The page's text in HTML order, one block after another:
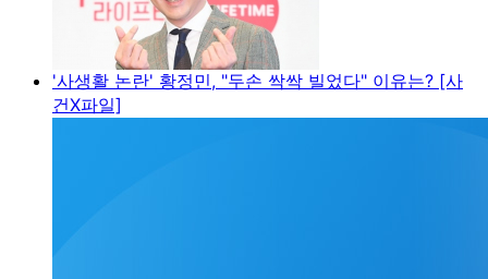
'사생활 논란' 황정민, "두손 싹싹 빌었다" 이유는? [사
건X파일]